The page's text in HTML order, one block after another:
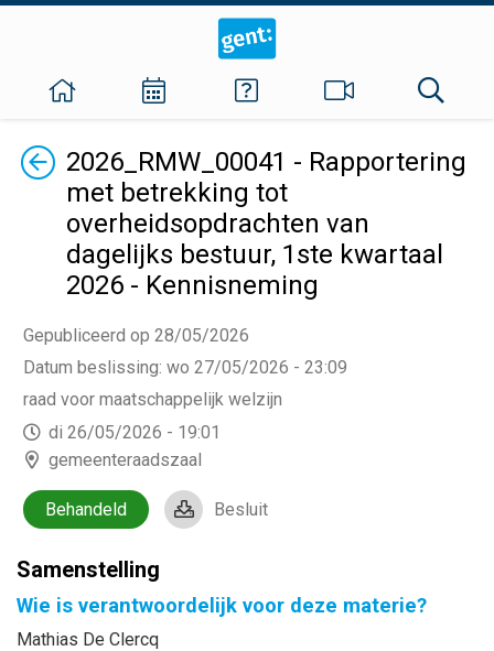
Terug2026_RMW_00041 - Rapportering
met betrekking tot
overheidsopdrachten van
dagelijks bestuur, 1ste kwartaal
2026 - Kennisneming
Gepubliceerd op 28/05/2026
Datum beslissing: wo 27/05/2026 - 23:09
raad voor maatschappelijk welzijn
di 26/05/2026 - 19:01
gemeenteraadszaal
Behandeld Besluit
Samenstelling
Wie is verantwoordelijk voor deze materie?
Mathias De Clercq